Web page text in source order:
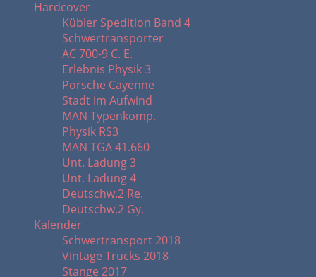
Hardcover
Kübler Spedition Band 4
Schwertransporter
AC 700-9 C. E.
Erlebnis Physik 3
Porsche Cayenne
Stadt im Aufwind
MAN Typenkomp.
Physik RS3
MAN TGA 41.660
Unt. Ladung 3
Unt. Ladung 4
Deutschw.2 Re.
Deutschw.2 Gy.
Kalender
Schwertransport 2018
Vintage Trucks 2018
Stange 2017